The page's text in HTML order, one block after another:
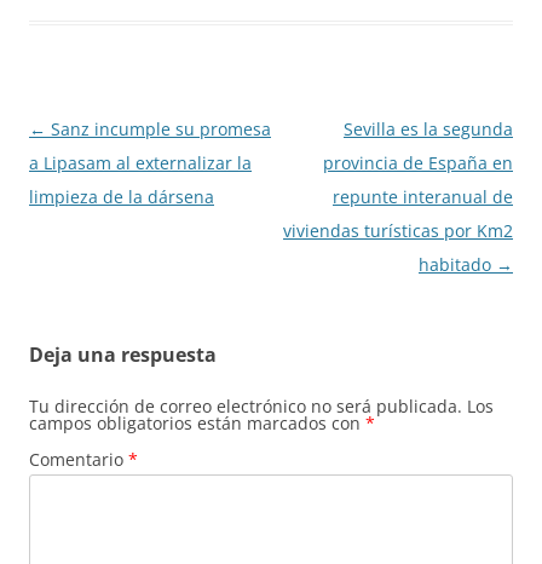
Navegación
de
entradas
← Sanz incumple su promesa
a Lipasam al externalizar la
limpieza de la dársena
Sevilla es la segunda
provincia de España en
repunte interanual de
viviendas turísticas por Km2
habitado →
Deja una respuesta
Tu dirección de correo electrónico no será publicada. Los
campos obligatorios están marcados con *
Comentario *